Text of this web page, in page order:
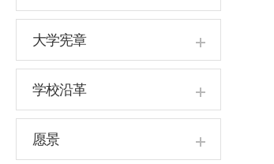
大学宪章
学校沿革
愿景